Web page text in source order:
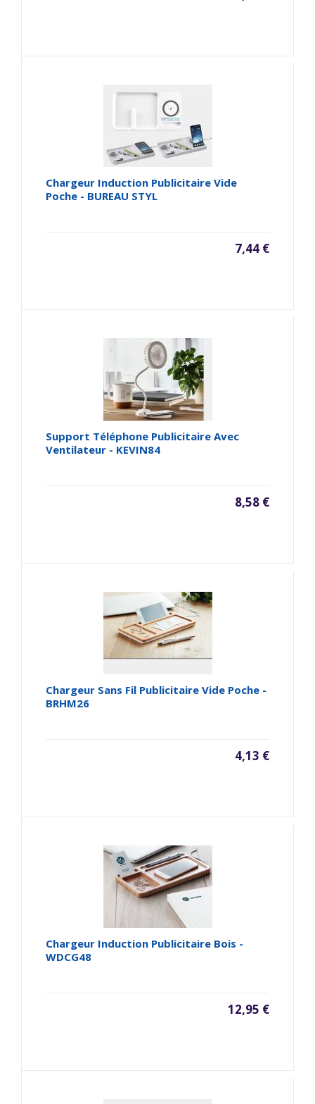
Chargeur Induction Publicitaire Vide
Poche - BUREAU STYL
7,44 €
Support Téléphone Publicitaire Avec
Ventilateur - KEVIN84
8,58 €
Chargeur Sans Fil Publicitaire Vide Poche -
BRHM26
4,13 €
Chargeur Induction Publicitaire Bois -
WDCG48
12,95 €